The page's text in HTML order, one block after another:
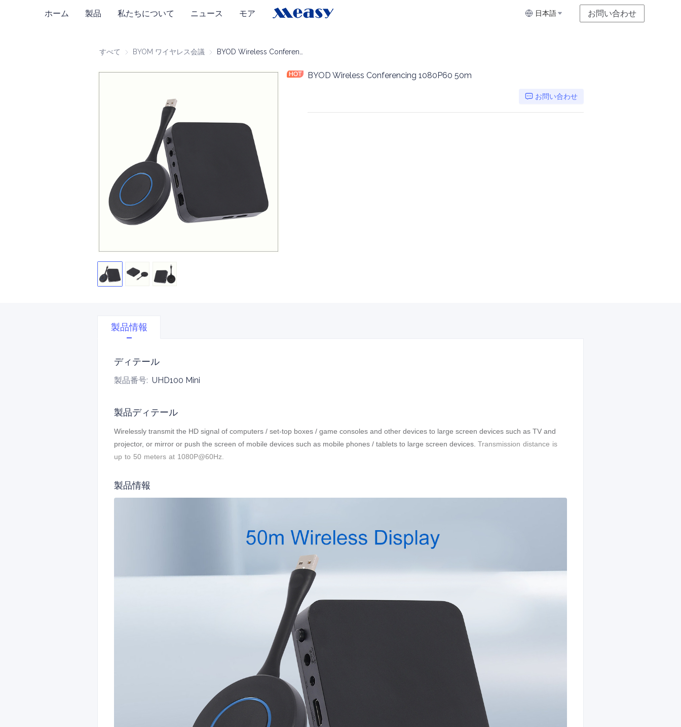
ホーム 製品 私たちについて ニュース モア 日本語 お問い合わせ
すべて BYOM ワイヤレス会議 BYOM ワイヤレス会議
BYOD Wireless Conferencing 1080P60 50m
お問い合わせ
製品情報
ディテール
製品番号: UHD100 Mini
製品ディテール
Wirelessly transmit the HD signal of computers / set-top boxes / game consoles and other devices to large screen devices such as TV and
projector, or mirror or push the screen of mobile devices such as mobile phones / tablets to large screen devices. Transmission distance is
up to 50 meters at 1080P@60Hz.
製品情報